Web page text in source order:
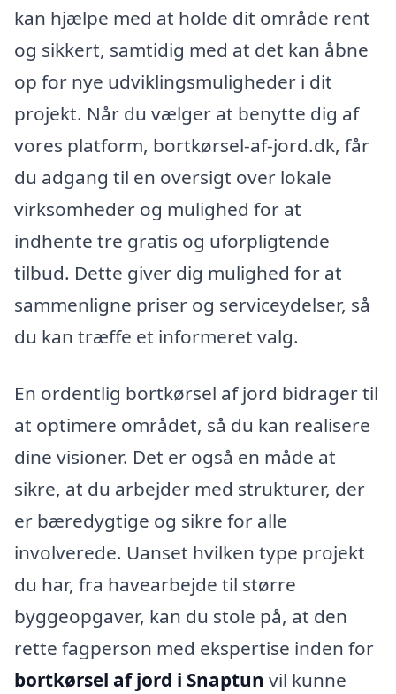
kan hjælpe med at holde dit område rent
og sikkert, samtidig med at det kan åbne
op for nye udviklingsmuligheder i dit
projekt. Når du vælger at benytte dig af
vores platform, bortkørsel-af-jord.dk, får
du adgang til en oversigt over lokale
virksomheder og mulighed for at
indhente tre gratis og uforpligtende
tilbud. Dette giver dig mulighed for at
sammenligne priser og serviceydelser, så
du kan træffe et informeret valg.
En ordentlig bortkørsel af jord bidrager til
at optimere området, så du kan realisere
dine visioner. Det er også en måde at
sikre, at du arbejder med strukturer, der
er bæredygtige og sikre for alle
involverede. Uanset hvilken type projekt
du har, fra havearbejde til større
byggeopgaver, kan du stole på, at den
rette fagperson med ekspertise inden for
bortkørsel af jord i Snaptun vil kunne